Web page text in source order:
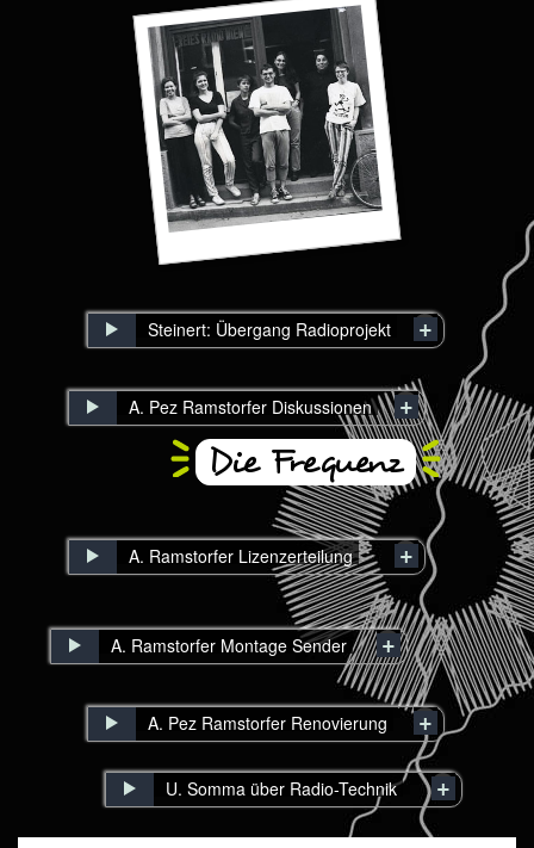
Steinert: Übergang Radioprojekt
A. Pez Ramstorfer Diskussionen
Die Frequenz
A. Ramstorfer Lizenzerteilung
A. Ramstorfer Montage Sender
A. Pez Ramstorfer Renovierung
U. Somma über Radio-Technik